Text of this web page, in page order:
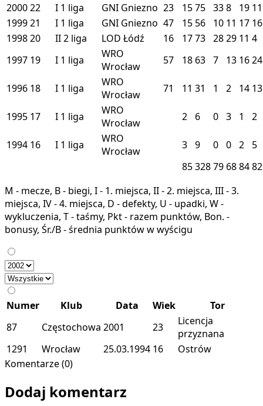
200022 I 1 liga GNI Gniezno 23 1575 338 19 11
199921 I 1 liga GNI Gniezno 47 15 56 10 11 17 16
199820 II2 liga LOD Łódź 16 1773 2829 11 4
1997 19 I 1 liga
WRO
Wrocław
57 18 63 7 13 1624
1996 18 I 1 liga
WRO
Wrocław
71 11 31 1 2 14 13
1995 17 I 1 liga
WRO
Wrocław
2 6 0 3 1 2
1994 16 I 1 liga
WRO
Wrocław
3 9 0 0 2
5
8532879 688482
M - mecze, B - biegi, I - 1. miejsca, II - 2. miejsca, III - 3.
miejsca, IV - 4. miejsca, D - defekty, U - upadki, W -
wykluczenia, T - taśmy, Pkt - razem punktów, Bon. -
bonusy, Śr./B - średnia punktów w wyścigu
Numer Klub Data Wiek
Tor
87
Częstochowa 2001 23
Licencja
przyznana
1291
Wrocław 25.03.1994 16
Ostrów
Komentarze (0)
Dodaj komentarz